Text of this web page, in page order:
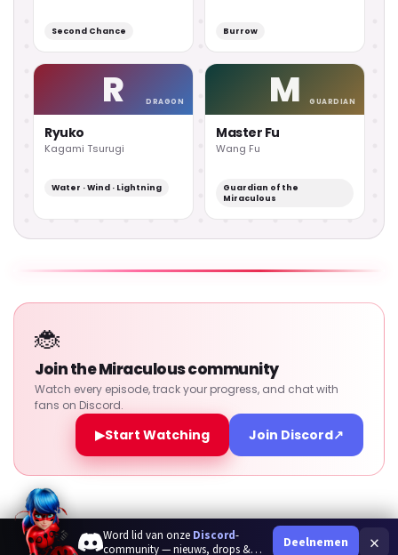
Word lid van onze Discord-
community — nieuws, drops &
Deelnemen ×
Second Chance Burrow
R DRAGON
Ryuko
Kagami Tsurugi
Water · Wind · Lightning
M GUARDIAN
Master Fu
Wang Fu
Guardian of the
Miraculous
🐞
Join the Miraculous community
Watch every episode, track your progress, and chat with
fans on Discord.
▶Start Watching Join Discord↗